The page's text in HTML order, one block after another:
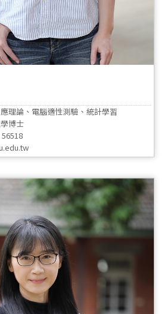
理論、電腦適性測驗、統計學習
博士